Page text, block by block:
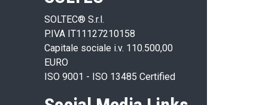
SOLTEC® S.r.l.
P.IVA IT11127210158
Capitale sociale i.v. 110.500,00
EURO
ISO 9001 - ISO 13485 Certified